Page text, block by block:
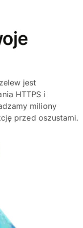
jest
HTTPS i
miliony
przed oszustami.